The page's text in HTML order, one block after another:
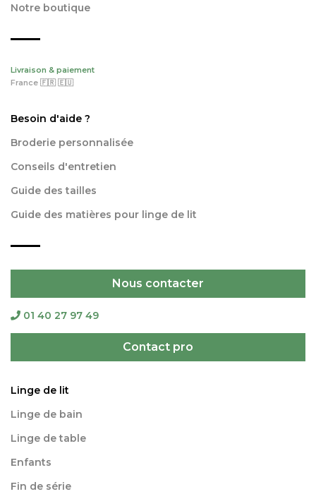
Notre boutique
Livraison & paiement
France 🇫🇷 🇪🇺
Besoin d'aide ?
Broderie personnalisée
Conseils d'entretien
Guide des tailles
Guide des matières pour linge de lit
Nous contacter
01 40 27 97 49
Contact pro
Linge de lit
Linge de bain
Linge de table
Enfants
Fin de série